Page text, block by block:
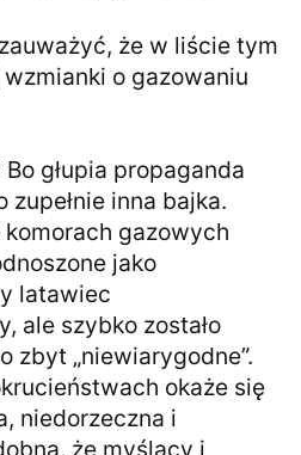
że w liście tym
o gazowaniu
głupia propaganda
zupełnie inna bajka.
gazowych
jako
latawiec
ale szybko zostało
zbyt „niewiarygodne”.
okaże się
niedorzeczna i